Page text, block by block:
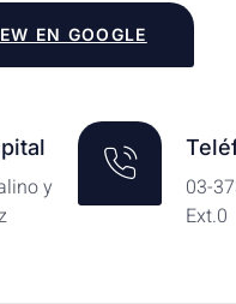
EN GOOGLE
y
03-
Ext.0